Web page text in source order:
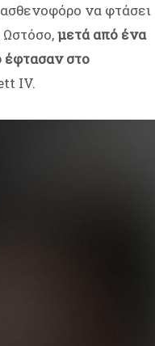
να φτάσει
μετά από ένα
έφτασαν στο
IV.